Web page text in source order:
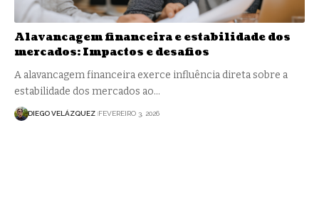
Alavancagem financeira e estabilidade dos
mercados: Impactos e desafios
A alavancagem financeira exerce influência direta sobre a
estabilidade dos mercados ao…
DIEGO VELÁZQUEZ FEVEREIRO 3, 2026